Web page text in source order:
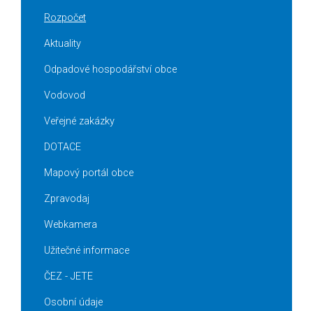
Rozpočet
Aktuality
Odpadové hospodářství obce
Vodovod
Veřejné zakázky
DOTACE
Mapový portál obce
Zpravodaj
Webkamera
Užitečné informace
ČEZ - JETE
Osobní údaje